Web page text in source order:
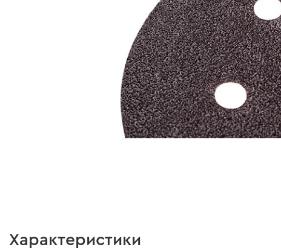
Характеристики